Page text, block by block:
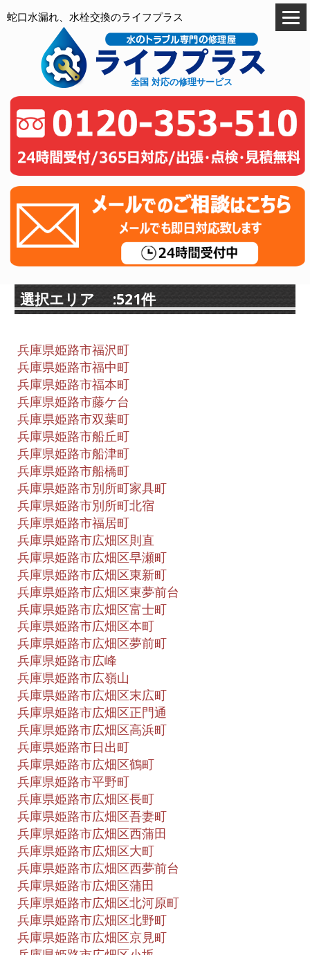
蛇口水漏れ、水栓交換のライフプラス
全国 対応の修理サービス
選択エリア :521件
兵庫県姫路市福沢町
兵庫県姫路市福中町
兵庫県姫路市福本町
兵庫県姫路市藤ケ台
兵庫県姫路市双葉町
兵庫県姫路市船丘町
兵庫県姫路市船津町
兵庫県姫路市船橋町
兵庫県姫路市別所町家具町
兵庫県姫路市別所町北宿
兵庫県姫路市福居町
兵庫県姫路市広畑区則直
兵庫県姫路市広畑区早瀬町
兵庫県姫路市広畑区東新町
兵庫県姫路市広畑区東夢前台
兵庫県姫路市広畑区富士町
兵庫県姫路市広畑区本町
兵庫県姫路市広畑区夢前町
兵庫県姫路市広峰
兵庫県姫路市広嶺山
兵庫県姫路市広畑区末広町
兵庫県姫路市広畑区正門通
兵庫県姫路市広畑区高浜町
兵庫県姫路市日出町
兵庫県姫路市広畑区鶴町
兵庫県姫路市平野町
兵庫県姫路市広畑区長町
兵庫県姫路市広畑区吾妻町
兵庫県姫路市広畑区西蒲田
兵庫県姫路市広畑区大町
兵庫県姫路市広畑区西夢前台
兵庫県姫路市広畑区蒲田
兵庫県姫路市広畑区北河原町
兵庫県姫路市広畑区北野町
兵庫県姫路市広畑区京見町